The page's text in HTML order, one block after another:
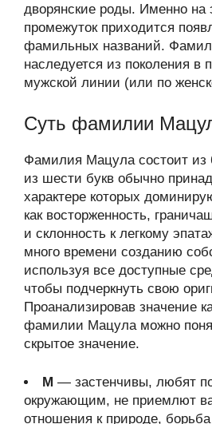
дворянские роды. Именно на
промежуток приходится
фамильных названий.
наследуется из поколения в
мужской линии (или по
Суть фамилии
Фамилия Мацула состоит из
из шести букв обычно
характере которых
как восторженность,
и склонность к легкому
много времени созданию
используя все доступные
чтобы подчеркнуть свою
Проанализировав значение
фамилии Мацула можно
скрытое значение.
М — застенчивы, любят
окружающим, не приемлют
отношения к природе,